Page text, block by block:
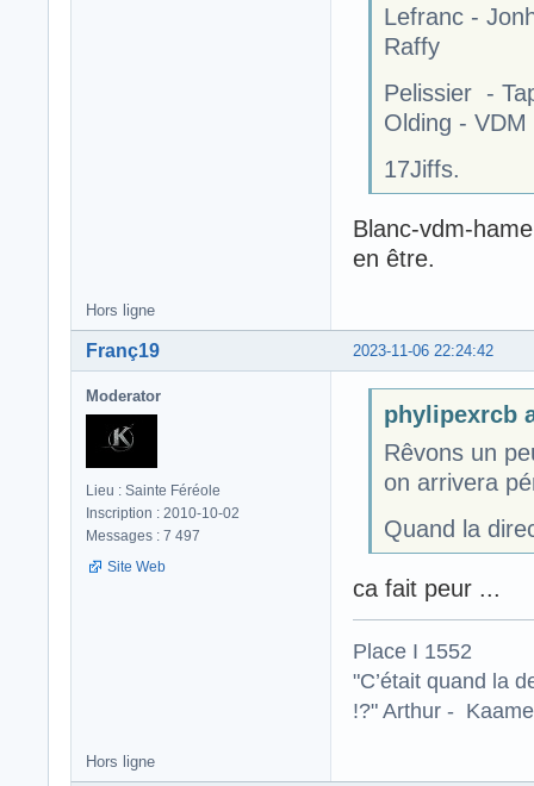
Lefranc -
Raffy
Pelissier -
Olding - VDM
17Jiffs.
Blanc-vdm-
en être.
Hors ligne
2023-11-06 22:24:42
Franç19
Moderator
Lieu : Sainte Féréole
Inscription : 2010-10-02
Messages : 7 497
Site Web
phylipexrcb
Rêvons un
on arrivera
Quand la
ca fait peur ...
Place I 1552
"C’était quand la
!?" Arthur -
Hors ligne